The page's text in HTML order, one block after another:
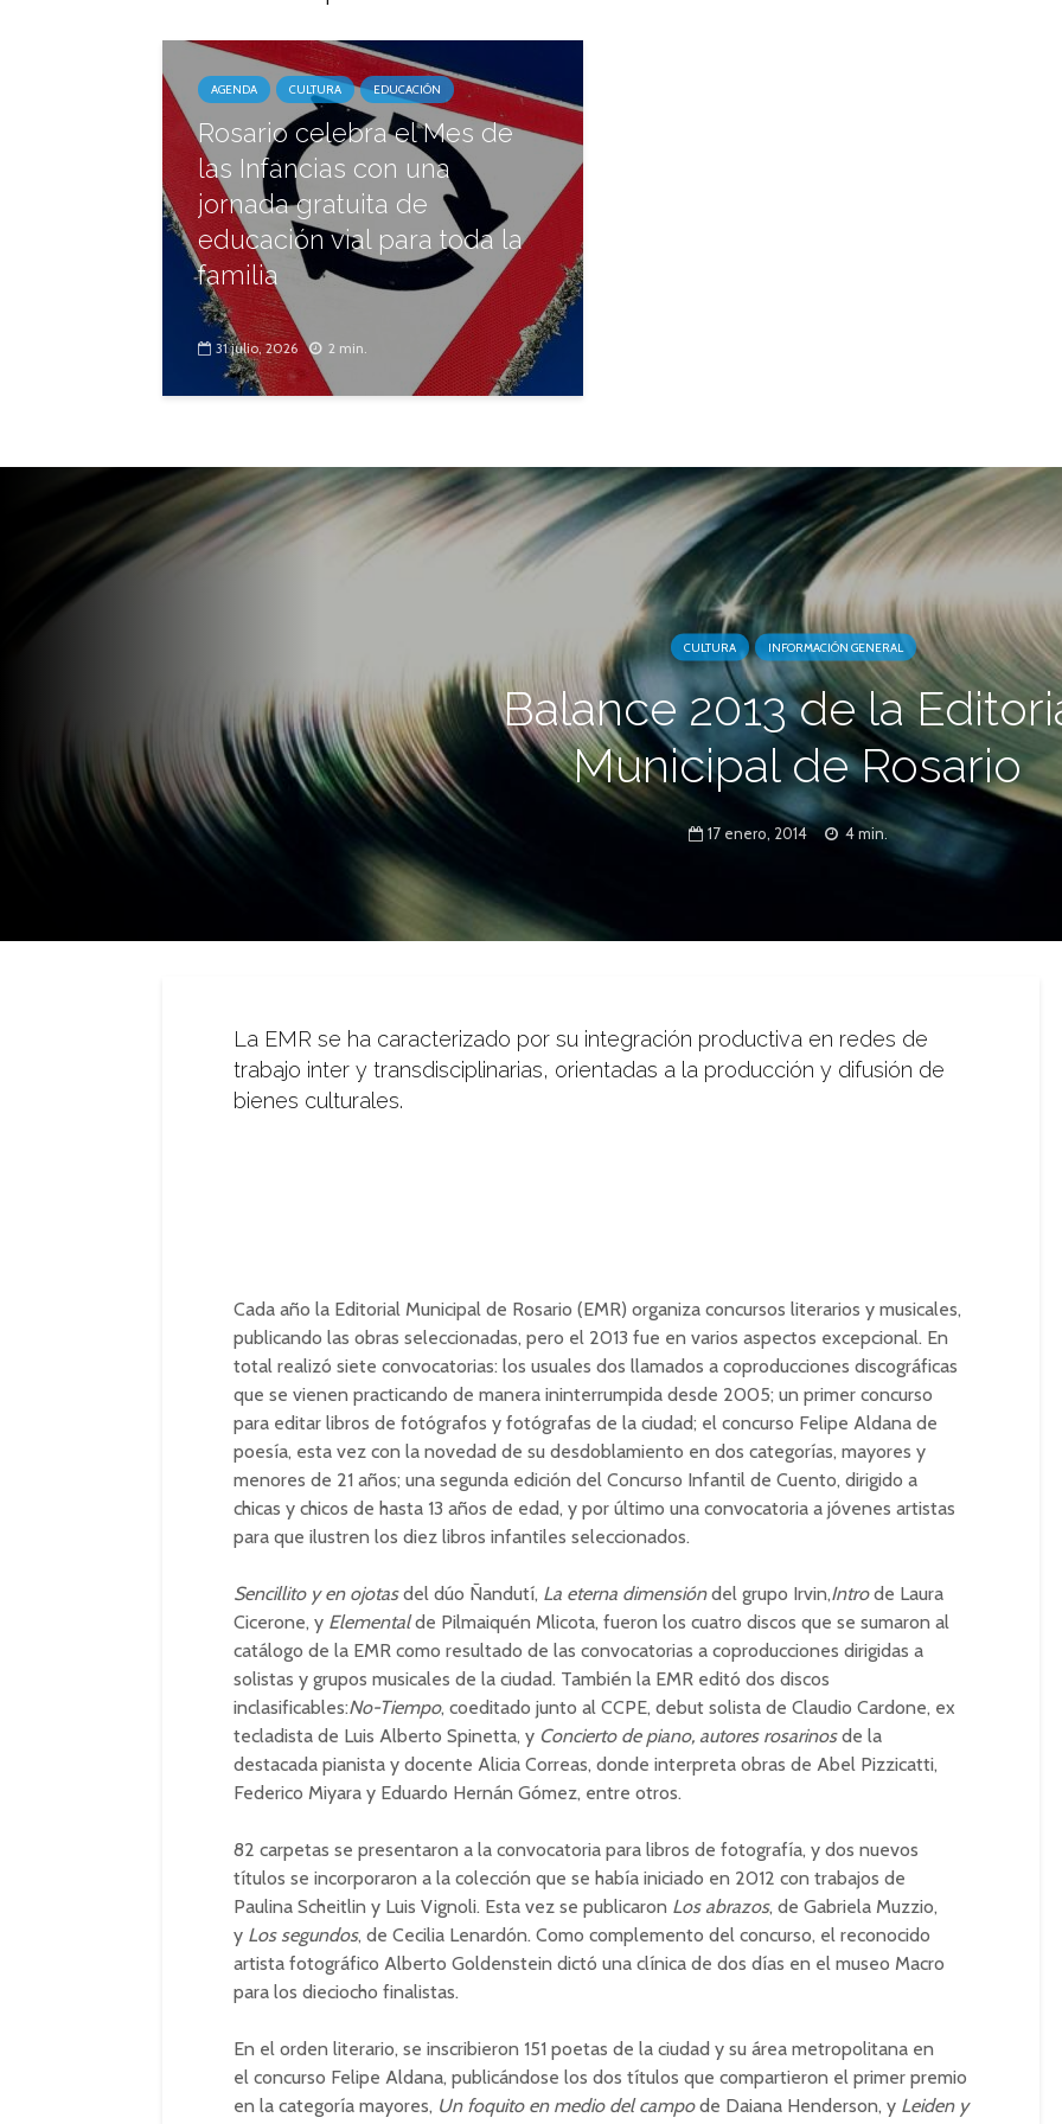
AGENDA CULTURA EDUCACIÓN
Rosario celebra el Mes de
las Infancias con una
jornada gratuita de
educación vial para toda la
familia
31 julio, 2026 2 min.
CULTURA INFORMACIÓN GENERAL
Balance 2013 de la
Municipal de Rosario
17 enero, 2014 4 min.
La EMR se ha caracterizado por su integración productiva en redes de
trabajo inter y transdisciplinarias, orientadas a la producción y difusión de
bienes culturales.
Cada año la Editorial Municipal de Rosario (EMR) organiza concursos literarios y musicales,
publicando las obras seleccionadas, pero el 2013 fue en varios aspectos excepcional. En
total realizó siete convocatorias: los usuales dos llamados a coproducciones discográficas
que se vienen practicando de manera ininterrumpida desde 2005; un primer concurso
para editar libros de fotógrafos y fotógrafas de la ciudad; el concurso Felipe Aldana de
poesía, esta vez con la novedad de su desdoblamiento en dos categorías, mayores y
menores de 21 años; una segunda edición del Concurso Infantil de Cuento, dirigido a
chicas y chicos de hasta 13 años de edad, y por último una convocatoria a jóvenes artistas
para que ilustren los diez libros infantiles seleccionados.
Sencillito y en ojotasdel dúo Ñandutí, La eterna dimensióndel grupo Irvin,Introde Laura
Cicerone, y Elementalde Pilmaiquén Mlicota, fueron los cuatro discos que se sumaron al
catálogo de la EMR como resultado de las convocatorias a coproducciones dirigidas a
solistas y grupos musicales de la ciudad. También la EMR editó dos discos
inclasificables:No-Tiempo, coeditado junto al CCPE, debut solista de Claudio Cardone, ex
tecladista de Luis Alberto Spinetta, y Concierto de piano, autores rosarinosde la
destacada pianista y docente Alicia Correas, donde interpreta obras de Abel Pizzicatti,
Federico Miyara y Eduardo Hernán Gómez, entre otros.
82 carpetas se presentaron a la convocatoria para libros de fotografía, y dos nuevos
títulos se incorporaron a la colección que se había iniciado en 2012 con trabajos de
Paulina Scheitlin y Luis Vignoli. Esta vez se publicaron Los abrazos, de Gabriela Muzzio,
y Los segundos, de Cecilia Lenardón. Como complemento del concurso, el reconocido
artista fotográfico Alberto Goldenstein dictó una clínica de dos días en el museo Macro
para los dieciocho finalistas.
En el orden literario, se inscribieron 151 poetas de la ciudad y su área metropolitana en
el concurso Felipe Aldana, publicándose los dos títulos que compartieron el primer premio
en la categoría mayores, Un foquito en medio del campode Daiana Henderson, y Leiden y